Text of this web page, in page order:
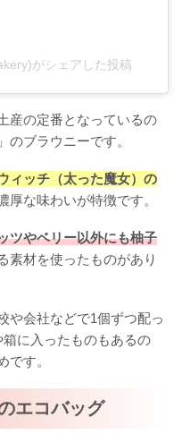
がシェアした投稿
産の定番となっているの
のブラウニーです。
ィッチ（太った魔女）の
厚な味わいが特徴です。
ツやベリー以外にも柚子
素材を使ったものがあり
や会社などで1個ずつ配っ
に入ったものもあるの
です。
エコバッグ